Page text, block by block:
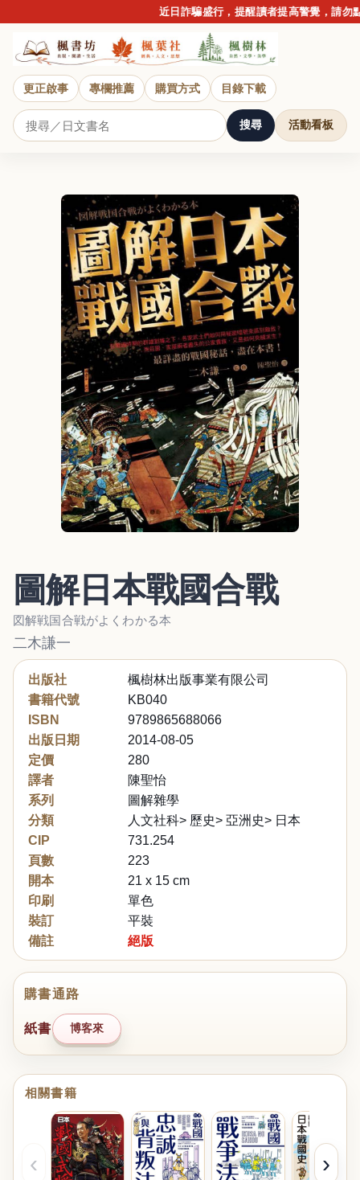
近日詐騙盛行，提醒讀者提高警覺，請勿點
更正啟事 專欄推薦 購買方式 目錄下載
搜尋 活動看板
圖解日本戰國合戰
図解戦国合戦がよくわかる本
二木謙一
出版社
楓樹林出版事業有限公司
書籍代號
KB040
ISBN
9789865688066
出版日期
2014-08-05
定價
280
譯者
陳聖怡
系列
圖解雜學
分類
人文社科> 歷史> 亞洲史> 日本
CIP
731.254
頁數
223
開本
21 x 15 cm
印刷
單色
裝訂
平裝
備註
絕版
購書通路
紙書 博客來
相關書籍
‹ ›